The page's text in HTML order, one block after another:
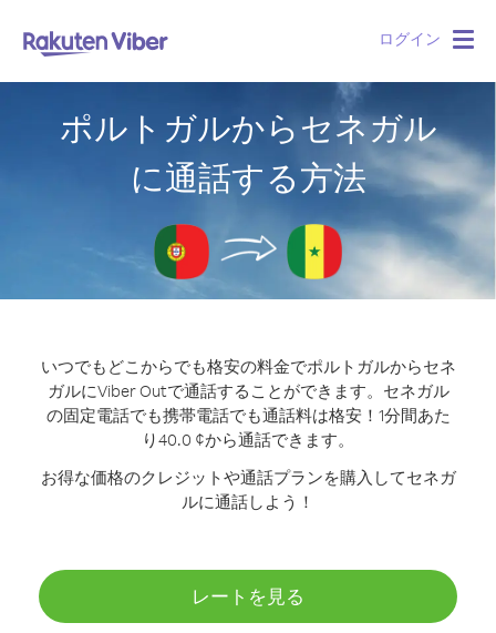
ログイン
ポルトガルからセネガル
に通話する方法
いつでもどこからでも格安の料金でポルトガルからセネ
ガルにViber Outで通話することができます。 セネガル
の固定電話でも携帯電話でも通話料は格安！1分間あた
り40.0 ¢から通話できます。
お得な価格のクレジットや通話プランを購入してセネガ
ルに通話しよう！
レートを見る